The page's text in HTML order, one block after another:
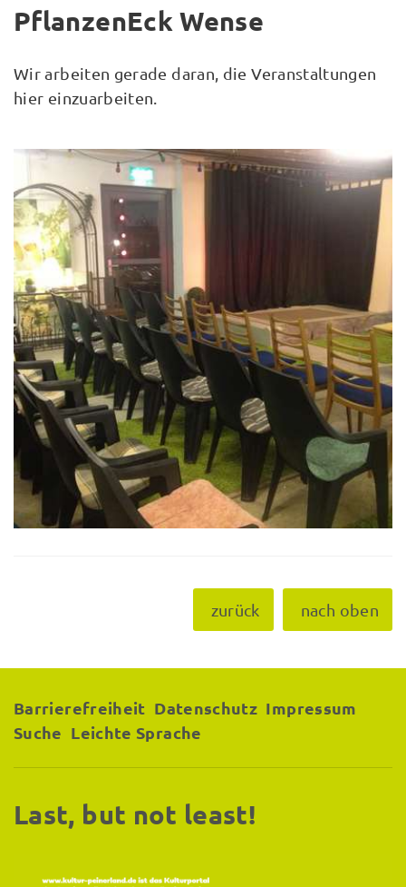
PflanzenEck Wense
Wir arbeiten gerade daran, die Veranstaltungen
hier einzuarbeiten.
zurück nach oben
Barrierefreiheit Datenschutz Impressum
Suche Leichte Sprache
Last, but not least!